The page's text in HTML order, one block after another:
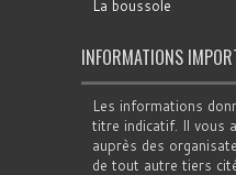
La boussole
INFORMATIONS
Les informations
titre indicatif. Il vous
auprès des
de tout autre tiers